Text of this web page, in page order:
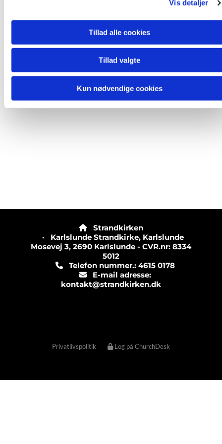
Vis detaljer
Tillad alle cookies
Tillad valgte
Kun nødvendige cookies

Strandkirken
· Karlslunde Strandkirke, Karlslunde
Mosevej 3, 2690 Karlslunde - CVR.nr: 8334
5012
Telefon nummer.: 4615 0178
E-mail adresse:
kontakt@strandkirken.dk
Privatlivspolitik Log på ChurchDesk